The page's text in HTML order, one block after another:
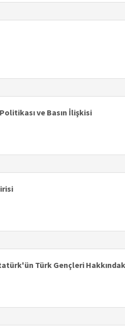
ve Basın İlişkisi
Türk Gençleri